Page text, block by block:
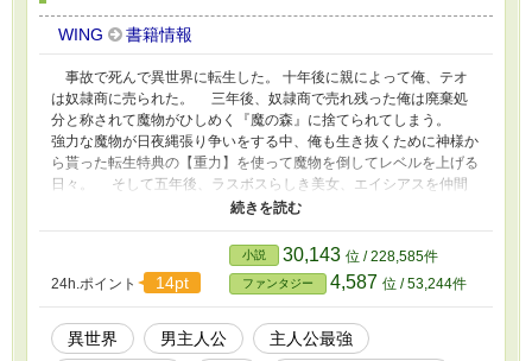
WING 書籍情報
事故で死んで異世界に転生した。 十年後に親によって俺、テオ
は奴隷商に売られた。 三年後、奴隷商で売れ残った俺は廃棄処
分と称されて魔物がひしめく『魔の森』に捨てられてしまう。
強力な魔物が日夜縄張り争いをする中、俺も生き抜くために神様か
ら貰った転生特典の【重力】を使って魔物を倒してレベルを上げる
日々。 そして五年後、ラスボスらしき美女、エイシアスを仲間
にして、レベルがカンスト俺たちは森を出ることに。 色々と不
幸に遇った主人公が、自由気ままに世界を旅して貴族とか王族とか
絡んでくるが暴力と脅しで解決してしまう！ 「自由ってのは、力
で手に入れるものだろ？ だから俺は遠慮しない」 運命に裏切
られた少年が、暴力と脅迫で世界をねじ伏せる！ 不遇から始ま
る、最強無双の異世界冒険譚！ ◇9/25 HOTランキング（男性向
け）１位 ◇9/26 ファンタジー４位 ◇月間ファンタジー30位
24h.ポイント 14pt
小説 30,143 位 / 228,585件
ファンタジー 4,587 位 / 53,244件
異世界 男主人公 主人公最強